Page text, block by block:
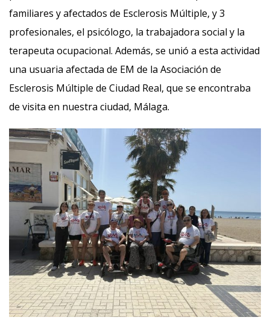
familiares y afectados de Esclerosis Múltiple, y 3
profesionales, el psicólogo, la trabajadora social y la
terapeuta ocupacional. Además, se unió a esta actividad
una usuaria afectada de EM de la Asociación de
Esclerosis Múltiple de Ciudad Real, que se encontraba
de visita en nuestra ciudad, Málaga.